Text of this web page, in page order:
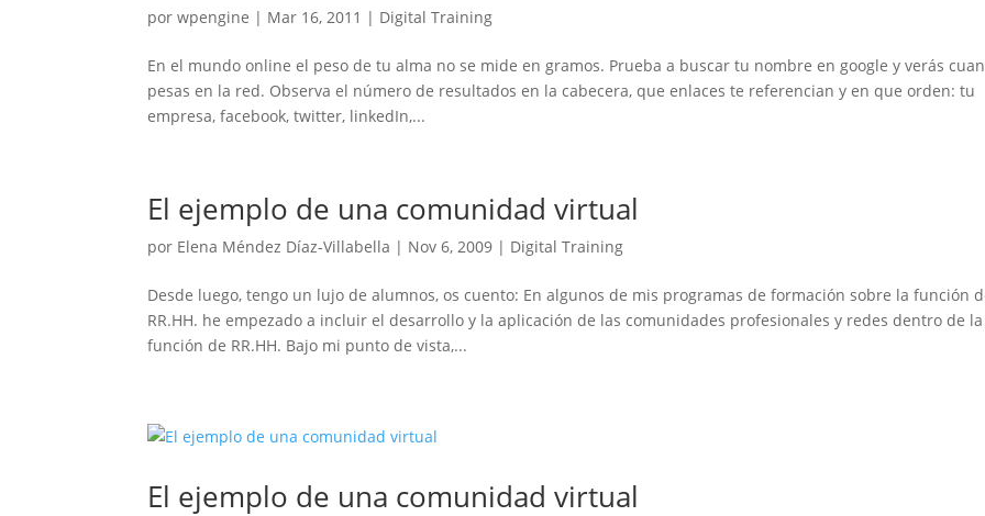
porwpengine | Mar 16, 2011 | Digital Training
En el mundo online el peso de tu alma no se mide en gramos. Prueba a buscar tu nombre en google y verás
pesas en la red. Observa el número de resultados en la cabecera, que enlaces te referencian y en que orden: tu
empresa, facebook, twitter, linkedIn,...
El ejemplo de una comunidad virtual
por Elena Méndez Díaz-Villabella | Nov 6, 2009 | Digital Training
Desde luego, tengo un lujo de alumnos, os cuento: En algunos de mis programas de formación sobre la función
RR.HH. he empezado a incluir el desarrollo y la aplicación de las comunidades profesionales y redes dentro de la
función de RR.HH. Bajo mi punto de vista,...
El ejemplo de una comunidad virtual